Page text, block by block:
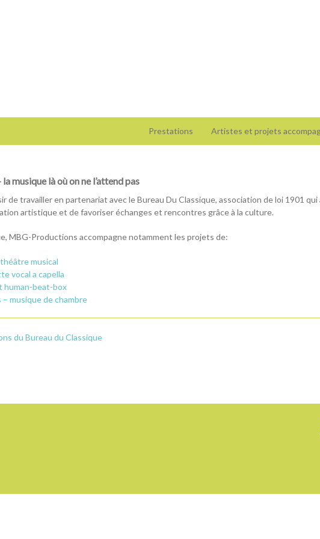
Prestations Artistes et projets
musique là où on ne l’attend pas
de travailler en partenariat avec le Bureau Du Classique, association de loi 1901 qui
artistique et de favoriser échanges et rencontres grâce à la culture.
MBG-Productions accompagne notamment les projets de:
musical
vocal a capella
human-beat-box
musique de chambre
du Bureau du Classique